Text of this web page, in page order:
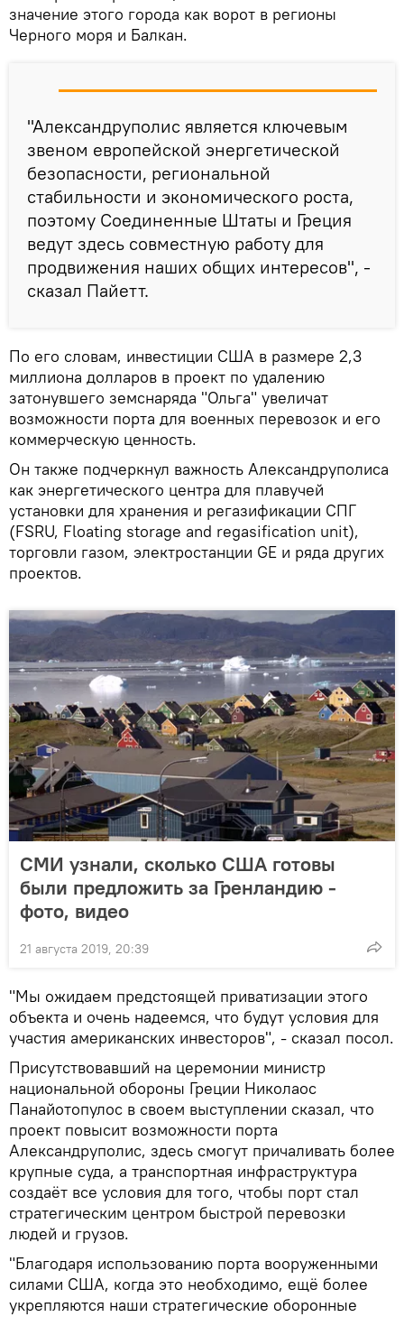
значение этого города как ворот в регионы
Черного моря и Балкан.
"Александруполис является ключевым
звеном европейской энергетической
безопасности, региональной
стабильности и экономического роста,
поэтому Соединенные Штаты и Греция
ведут здесь совместную работу для
продвижения наших общих интересов", -
сказал Пайетт.
По его словам, инвестиции США в размере 2,3
миллиона долларов в проект по удалению
затонувшего земснаряда "Ольга" увеличат
возможности порта для военных перевозок и его
коммерческую ценность.
Он также подчеркнул важность Александруполиса
как энергетического центра для плавучей
установки для хранения и регазификации СПГ
(FSRU, Floating storage and regasification unit),
торговли газом, электростанции GE и ряда других
проектов.
СМИ узнали, сколько США готовы
были предложить за Гренландию -
фото, видео
21 августа 2019, 20:39
"Мы ожидаем предстоящей приватизации этого
объекта и очень надеемся, что будут условия для
участия американских инвесторов", - сказал посол.
Присутствовавший на церемонии министр
национальной обороны Греции Николаос
Панайотопулос в своем выступлении сказал, что
проект повысит возможности порта
Александруполис, здесь смогут причаливать более
крупные суда, а транспортная инфраструктура
создаёт все условия для того, чтобы порт стал
стратегическим центром быстрой перевозки
людей и грузов.
"Благодаря использованию порта вооруженными
силами США, когда это необходимо, ещё более
укрепляются наши стратегические оборонные